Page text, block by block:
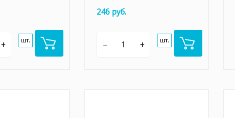
+ шт.
246 руб.
– + шт.